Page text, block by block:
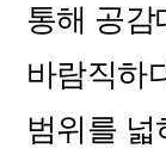
통해 공감
바람직하
범위를 넓